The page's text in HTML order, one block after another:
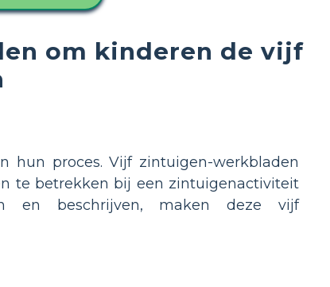
om kinderen de vijf
hun proces. Vijf zintuigen-werkbladen
te betrekken bij een zintuigenactiviteit
en beschrijven, maken deze vijf